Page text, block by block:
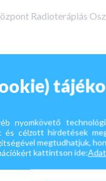
Radioterápiás
nyomkövető
és célzott hirdetések
megtudhatjuk,
kattintson ide: